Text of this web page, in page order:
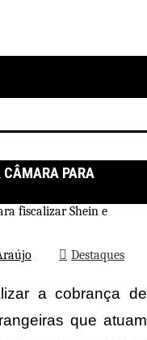
PARA
Destaques
a cobrança de
que atuam